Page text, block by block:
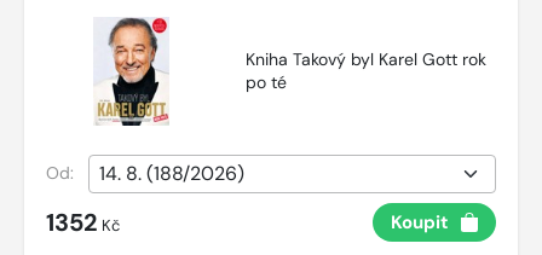
Kniha Takový byl Karel Gott rok
po té
Od:
1352 Kč Koupit